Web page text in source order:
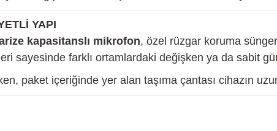
YAPI
kapasitanslı mikrofon, özel rüzgar koruma
sayesinde farklı ortamlardaki değişken ya da sabit
paket içeriğinde yer alan taşıma çantası cihazın